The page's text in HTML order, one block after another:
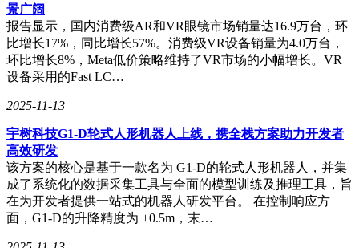
景广阔
报告显示，国内消费级AR和VR眼镜市场销量达16.9万台，环
比增长17%，同比增长57%。消费级VR设备销量为4.0万台，
环比增长8%，Meta低价策略维持了VR市场的小幅增长。VR
设备采用的Fast LC…
2025-11-13
宇树科技G1-D轮式人形机器人上线，携全栈方案助力开发者
高效研发
该方案的核心是基于一款名为 G1-D的轮式人形机器人，并集
成了系统化的数据采集工具与全面的模型训练及推理工具，旨
在为开发者提供一站式的机器人研发平台。 在控制响应方
面，G1-D的升降精度为 ±0.5m，末…